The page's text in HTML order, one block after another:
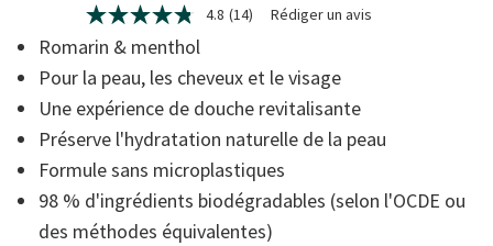
5 de 5 étoiles
4.8
étoiles
sur
5,
valeur
de
note
moyenne.
Read
14
Reviews.
Lien
4.8 (14) Rédiger un avis
Romarin & menthol
Pour la peau, les cheveux et le visage
Une expérience de douche revitalisante
Préserve l'hydratation naturelle de la peau
Formule sans microplastiques
98 % d'ingrédients biodégradables (selon l'OCDE ou
des méthodes équivalentes)